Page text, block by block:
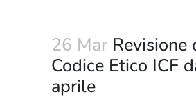
26 Mar Revisione
Codice Etico ICF
aprile